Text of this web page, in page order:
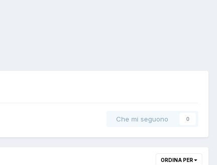
Che mi seguono 0
ORDINA PER